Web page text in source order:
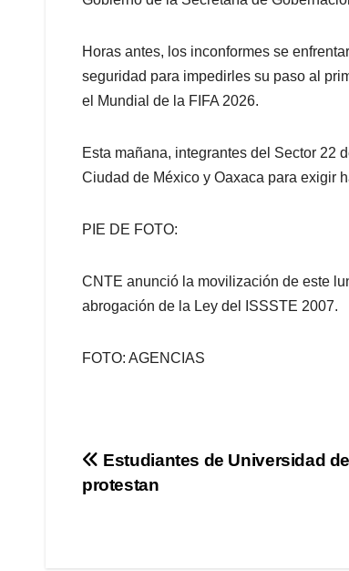
Horas antes, los inconformes se
seguridad para impedirles su paso al
el Mundial de la FIFA 2026.
Esta mañana, integrantes del Sector 22
Ciudad de México y Oaxaca para exigir
PIE DE FOTO:
CNTE anunció la movilización de este
abrogación de la Ley del ISSSTE 2007.
FOTO: AGENCIAS
Navegación
de
Estudiantes de Universidad
protestan